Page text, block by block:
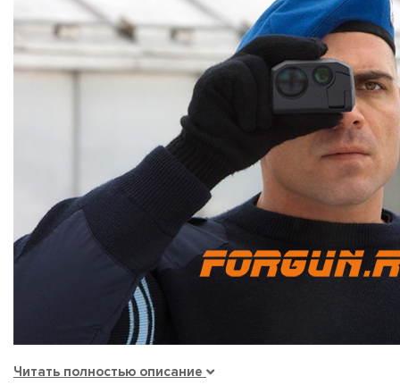
Читать полностью описание